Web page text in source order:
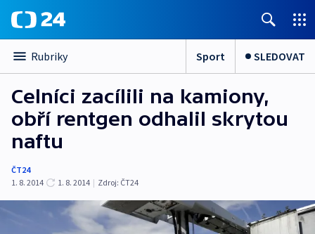
Rubriky Sport SLEDOVAT
Celníci zacílili na kamiony,
obří rentgen odhalil skrytou
naftu
ČT24
1. 8. 2014
1. 8. 2014 | Zdroj: ČT24